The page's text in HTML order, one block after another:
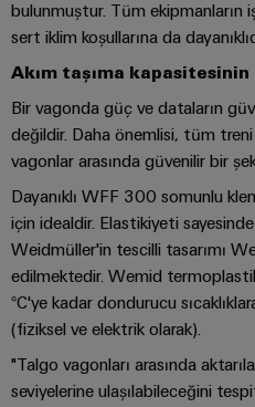
için
çözümler
ürünler
Fotovoltaik
Kaynak
verimliliği
için
güneş
enerjisinden
yararlanma
Geleneksel
güç
enerji
üretiminin
Alan
kablo
sistemi
Akıllı
Ölçüm
Akıllı
Pano
Yapımı
İşyeri
çözümleri
Weidmüller
Configurator
kabloları
ve
kablolar
PLC
sistem
kablaj
ve
modernizasyon
çözümleri
Hizmet
Dağıtım
PCB
Konnektör
Hizmetleri
Laboratuvar
hizmetleri
Destek
Teknik
destek
Çevresel
|
Müşteri
Dergisi
Yönetimimiz
Basın
Şirket
Haberleri
Ticari
Bülteni
Bayi
Kanalı
Bayilerimiz
Sistem
Entegratörlerimiz
GENEL
BAKIŞA
GIT
bulunmuştur. Tüm ekipmanların
sert iklim koşullarına da
Akım taşıma kapasitesinin
Bir vagonda güç ve dataların
değildir. Daha önemlisi, tüm
vagonlar arasında güvenilir bir
Dayanıklı WFF 300 somunlu
için idealdir. Elastikiyeti
Weidmüller'in tescilli tasarımı
edilmektedir. Wemid
°C'ye kadar dondurucu
(fiziksel ve elektrik olarak).
"Talgo vagonları arasında
seviyelerine ulaşılabileceğini